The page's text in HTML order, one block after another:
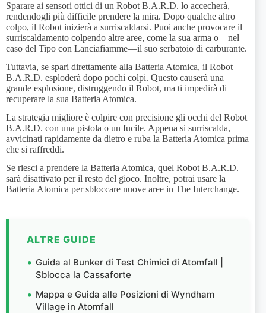
Sparare ai sensori ottici di un Robot B.A.R.D. lo accecherà,
rendendogli più difficile prendere la mira. Dopo qualche altro
colpo, il Robot inizierà a surriscaldarsi. Puoi anche provocare il
surriscaldamento colpendo altre aree, come la sua arma o—nel
caso del Tipo con Lanciafiamme—il suo serbatoio di carburante.
Tuttavia, se spari direttamente alla Batteria Atomica, il Robot
B.A.R.D. esploderà dopo pochi colpi. Questo causerà una
grande esplosione, distruggendo il Robot, ma ti impedirà di
recuperare la sua Batteria Atomica.
La strategia migliore è colpire con precisione gli occhi del Robot
B.A.R.D. con una pistola o un fucile. Appena si surriscalda,
avvicinati rapidamente da dietro e ruba la Batteria Atomica prima
che si raffreddi.
Se riesci a prendere la Batteria Atomica, quel Robot B.A.R.D.
sarà disattivato per il resto del gioco. Inoltre, potrai usare la
Batteria Atomica per sbloccare nuove aree in The Interchange.
ALTRE GUIDE
Guida al Bunker di Test Chimici di Atomfall |
Sblocca la Cassaforte
Mappa e Guida alle Posizioni di Wyndham
Village in Atomfall